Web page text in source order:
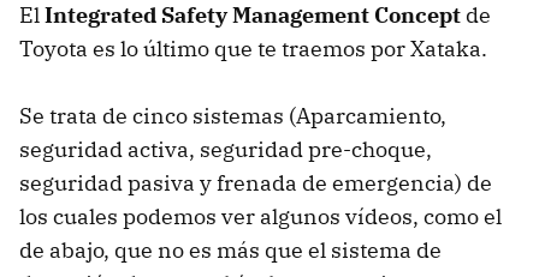
ElIntegrated Safety Management Concept de
Toyota es lo último que te traemos por Xataka.
Se trata de cinco sistemas (Aparcamiento,
seguridad activa, seguridad pre-choque,
seguridad pasiva y frenada de emergencia) de
los cuales podemos ver algunos vídeos, como el
de abajo, que no es más que el sistema de